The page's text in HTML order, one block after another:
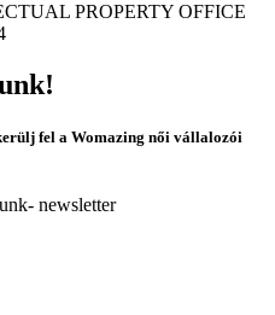
PROPERTY OFFICE
fel a Womazing női vállalozói